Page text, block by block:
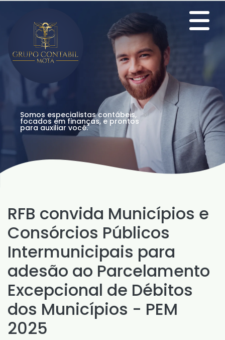
Somos especialistas contábeis,
focados em finanças, e prontos
para auxiliar você.
RFB convida Municípios e
Consórcios Públicos
Intermunicipais para
adesão ao Parcelamento
Excepcional de Débitos
dos Municípios - PEM
2025